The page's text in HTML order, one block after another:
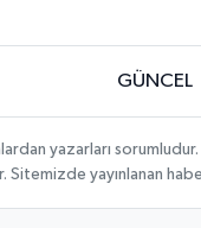
GÜNCEL
yazarları
Sitemizde yayınlanan